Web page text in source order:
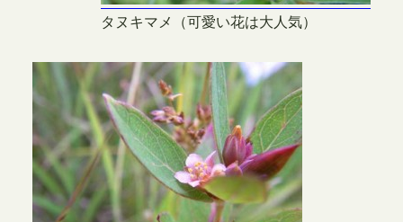
タヌキマメ（可愛い花は大人気）